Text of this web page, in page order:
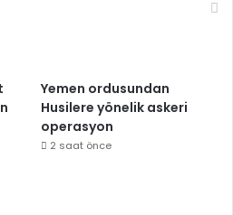
Yemen ordusundan
Husilere yönelik askeri
operasyon
2 saat önce